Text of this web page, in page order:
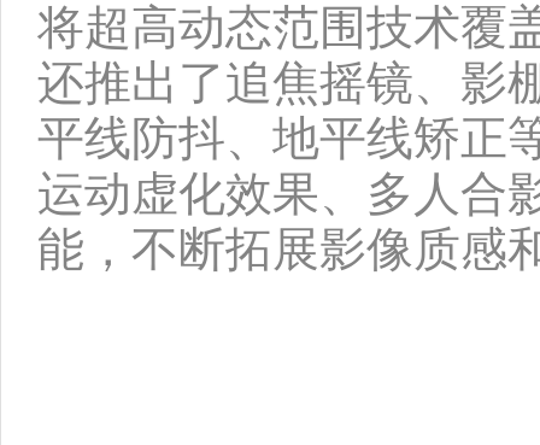
将超高动态范围技术覆
还推出了追焦摇镜、影
平线防抖、地平线矫正
运动虚化效果、多人合
能，不断拓展影像质感